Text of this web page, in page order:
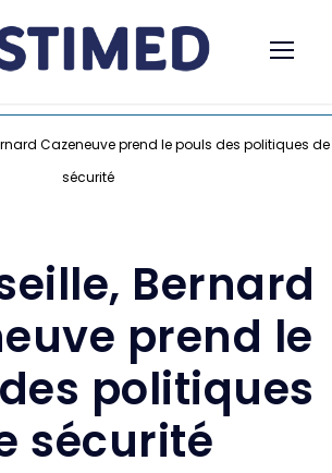
Cazeneuve prend le pouls des politiques de
sécurité
Bernard
prend le
politiques
sécurité